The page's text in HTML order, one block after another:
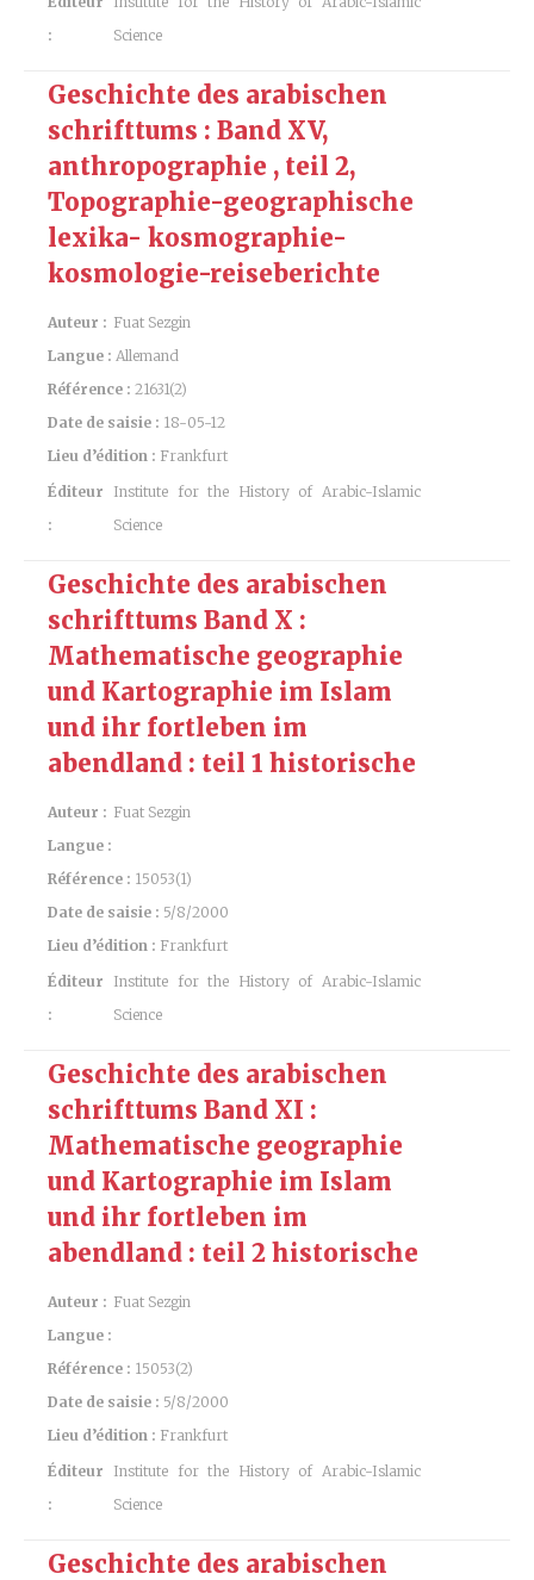
:
Science
Geschichte des arabischen
schrifttums : Band XV,
anthropographie , teil 2,
Topographie-geographische
lexika- kosmographie-
kosmologie-reiseberichte
Auteur : Fuat Sezgin
Langue : Allemand
Référence : 21631(2)
Date de saisie : 18-05-12
Lieu d’édition : Frankfurt
Éditeur
:
Institute for the History of Arabic-Islamic
Science
Geschichte des arabischen
schrifttums Band X :
Mathematische geographie
und Kartographie im Islam
und ihr fortleben im
abendland : teil 1 historische
Auteur : Fuat Sezgin
Langue :
Référence : 15053(1)
Date de saisie : 5/8/2000
Lieu d’édition : Frankfurt
Éditeur
:
Institute for the History of Arabic-Islamic
Science
Geschichte des arabischen
schrifttums Band XI :
Mathematische geographie
und Kartographie im Islam
und ihr fortleben im
abendland : teil 2 historische
Auteur : Fuat Sezgin
Langue :
Référence : 15053(2)
Date de saisie : 5/8/2000
Lieu d’édition : Frankfurt
Éditeur
:
Institute for the History of Arabic-Islamic
Science
Geschichte des arabischen